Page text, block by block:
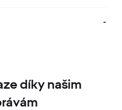
-
díky našim